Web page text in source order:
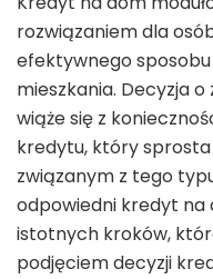
rozwiązaniem dla
efektywnego sposobu
mieszkania. Decyzja
wiąże się z
kredytu, który
związanym z tego
odpowiedni kredyt na
istotnych kroków,
podjęciem decyzji